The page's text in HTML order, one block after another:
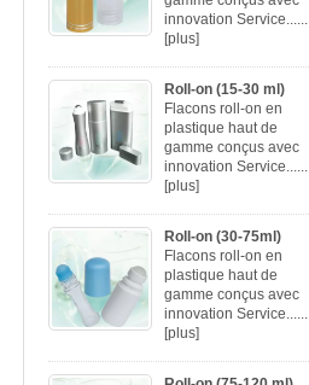
innovation Service......
[plus]
Roll-on (15-30 ml)
Flacons roll-on en
plastique haut de
gamme conçus avec
innovation Service......
[plus]
Roll-on (30-75ml)
Flacons roll-on en
plastique haut de
gamme conçus avec
innovation Service......
[plus]